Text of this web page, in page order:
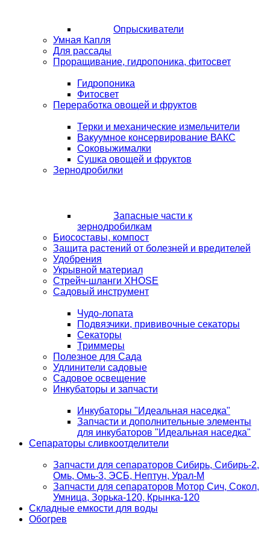
Опрыскиватели
Умная Капля
Для рассады
Проращивание, гидропоника, фитосвет
Гидропоника
Фитосвет
Переработка овощей и фруктов
Терки и механические измельчители
Вакуумное консервирование ВАКС
Соковыжималки
Сушка овощей и фруктов
Зернодробилки
Запасные части к
зернодробилкам
Биосоставы, компост
Защита растений от болезней и вредителей
Удобрения
Укрывной материал
Стрейч-шланги XHOSE
Садовый инструмент
Чудо-лопата
Подвязчики, прививочные секаторы
Секаторы
Триммеры
Полезное для Сада
Удлинители садовые
Садовое освещение
Инкубаторы и запчасти
Инкубаторы "Идеальная наседка"
Запчасти и дополнительные элементы
для инкубаторов "Идеальная наседка"
Сепараторы сливкоотделители
Запчасти для сепараторов Сибирь, Сибирь-2,
Омь, Омь-3, ЭСБ, Нептун, Урал-М
Запчасти для сепараторов Мотор Сич, Сокол,
Умница, Зорька-120, Крынка-120
Складные емкости для воды
Обогрев